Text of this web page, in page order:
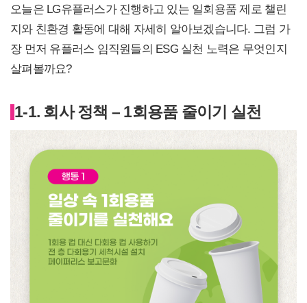
오늘은 LG유플러스가 진행하고 있는 일회용품 제로 챌린
지와 친환경 활동에 대해 자세히 알아보겠습니다. 그럼 가
장 먼저 유플러스 임직원들의 ESG 실천 노력은 무엇인지
살펴볼까요?
1-1. 회사 정책 – 1회용품 줄이기 실천